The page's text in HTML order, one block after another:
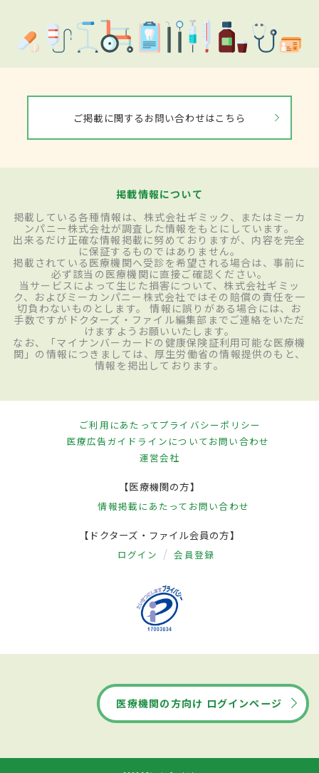
ご掲載に関するお問い合わせはこちら
掲載情報について
掲載している各種情報は、株式会社ギミック、またはミーカ
ンパニー株式会社が調査した情報をもとにしています。
出来るだけ正確な情報掲載に努めておりますが、内容を完全
に保証するものではありません。
掲載されている医療機関へ受診を希望される場合は、事前に
必ず該当の医療機関に直接ご確認ください。
当サービスによって生じた損害について、株式会社ギミッ
ク、およびミーカンパニー株式会社ではその賠償の責任を一
切負わないものとします。 情報に誤りがある場合には、お
手数ですがドクターズ・ファイル編集部までご連絡をいただ
けますようお願いいたします。
なお、「マイナンバーカードの健康保険証利用可能な医療機
関」の情報につきましては、厚生労働省の情報提供のもと、
情報を掲出しております。
ご利用にあたってプライバシーポリシー
医療広告ガイドラインについてお問い合わせ
運営会社
【医療機関の方】
情報掲載にあたって お問い合わせ
【ドクターズ・ファイル会員の方】
ログイン 会員登録
医療機関の方向け ログインページ